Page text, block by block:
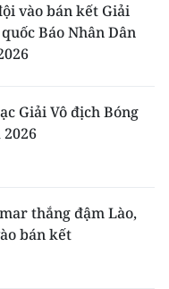
vào bán kết Giải
Báo Nhân Dân
Giải Vô địch Bóng
thắng đậm Lào,
bán kết